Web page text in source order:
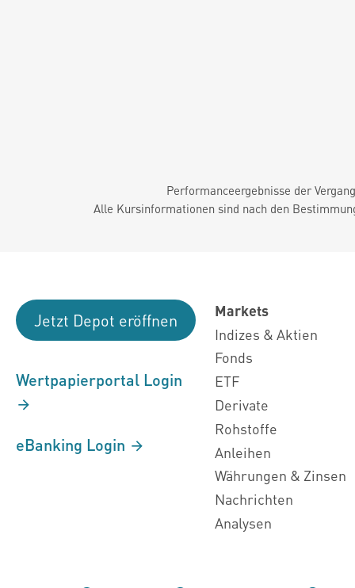
Performanceergebnisse der
Alle Kursinformationen sind nach den
Jetzt Depot eröffnen
Wertpapierportal Login
eBanking Login
Markets
Indizes & Aktien
Fonds
ETF
Derivate
Rohstoffe
Anleihen
Währungen & Zinsen
Nachrichten
Analysen